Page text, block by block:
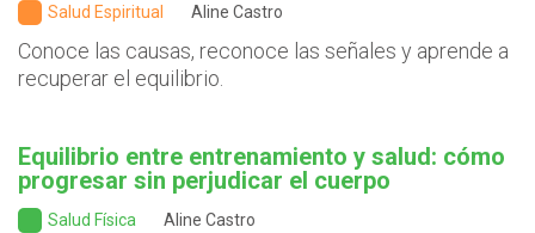
Salud Espiritual Aline Castro
Conoce las causas, reconoce las señales y aprende a
recuperar el equilibrio.
Equilibrio entre entrenamiento y salud: cómo
progresar sin perjudicar el cuerpo
Salud Física Aline Castro